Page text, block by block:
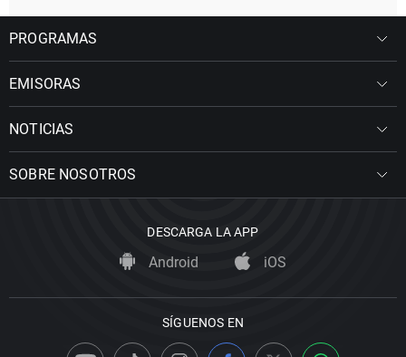
PROGRAMAS
EMISORAS
NOTICIAS
SOBRE NOSOTROS
DESCARGA LA APP
Android iOS
SÍGUENOS EN